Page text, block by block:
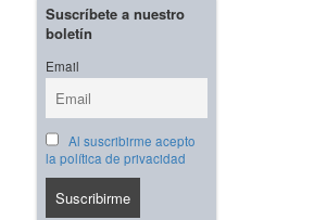
Suscríbete a nuestro
boletín
Email
Al suscribirme acepto
la política de privacidad